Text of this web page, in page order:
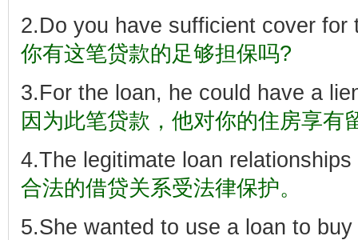
2.Do you have sufficient cover for
你有这笔贷款的足够担保吗?
3.For the loan, he could have a
因为此笔贷款，他对你的住房享有
4.The legitimate loan
合法的借贷关系受法律保护。
5.She wanted to use a loan to